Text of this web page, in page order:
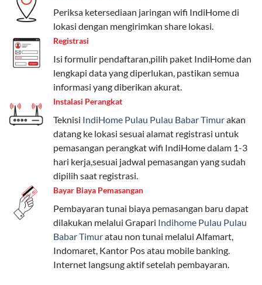
Telkomsel One menyediakan pilihan paket yang
beragam, mulai dari paket hemat hingga premium.
Pengguna bisa memilih sesuai kebutuhan, baik untuk
internet, komunikasi, atau hiburan.
Paket Easy cocok untuk kebutuhan dasar, Paket
Complete untuk yang menginginkan fitur lengkap,
dan Paket Dynamic IP untuk pengguna yang
memprioritaskan kecepatan internet tinggi.
Paket Telkomsel One dengan Kuota Keluarga
Salah satu fitur unggulan Telkomsel One adalah Paket
Kuota Keluarga. Dengan kuota hingga 30 GB, Anda
bisa membagikan internet kepada anggota keluarga
atau teman tanpa perlu khawatir kehabisan kuota.
Berikut adalah detailnya:
Kuota Keluarga 30 GB
Periksa ketersediaan jaringan wifi IndiHome di
lokasi dengan mengirimkan share lokasi.
Registrasi
Isi formulir pendaftaran,pilih paket IndiHome dan
lengkapi data yang diperlukan, pastikan semua
informasi yang diberikan akurat.
Instalasi Perangkat
Teknisi IndiHome Pulau Pulau Babar Timurakan
datang ke lokasi sesuai alamat registrasi untuk
pemasangan perangkat wifi IndiHome dalam 1-3
hari kerja,sesuai jadwal pemasangan yang sudah
dipilih saat registrasi.
Bayar Biaya Pemasangan
Pembayaran tunai biaya pemasangan baru dapat
dilakukan melalui Grapari Indihome Pulau Pulau
Babar Timuratau non tunai melalui Alfamart,
Indomaret, Kantor Pos atau mobile banking.
Internet langsung aktif setelah pembayaran.